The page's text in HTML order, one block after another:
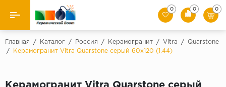
Назад
Керамическая плитка
0 0 0
Главная / Каталог / Россия / Керамогранит / Vitra /
Quarstone
/
Керамогранит Vitra Quarstone серый 60x120 (1,44)
Керамогранит Vitra Quarstone серый